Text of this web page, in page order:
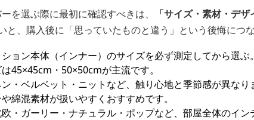
を選ぶ際に最初に確認すべきは、 「サイズ・素材・デ
と、購入後に「思っていたものと違う」という後悔につ
ョン本体（インナー）のサイズを必ず測定してから選ぶ。
45×45cm・50×50cmが主流です。
・ベルベット・ニットなど、触り心地と季節感が異なり
綿混素材が扱いやすくおすすめです。
欧・ガーリー・ナチュラル・ポップなど、部屋全体のイ